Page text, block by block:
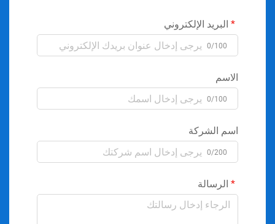
البريد الإلكتروني
0/100
الاسم
0/100
اسم الشركة
0/200
الرسالة